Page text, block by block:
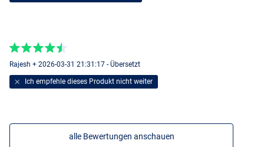
Rajesh + 2026-03-31 21:31:17 - Übersetzt
Ich empfehle dieses Produkt nicht weiter
alle Bewertungen anschauen